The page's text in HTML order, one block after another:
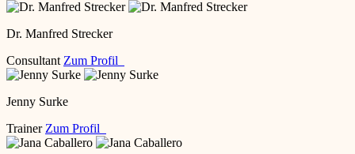
Dr. Manfred Strecker
Consultant Zum Profil
Jenny Surke
Trainer Zum Profil